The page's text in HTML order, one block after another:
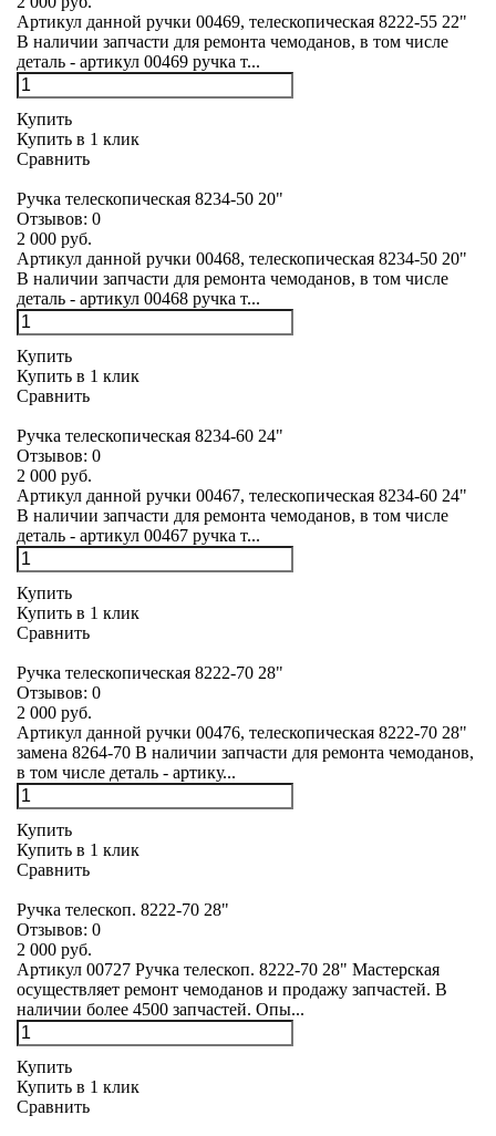
Артикул данной ручки 00469, телескопическая 8222-55 22"
В наличии запчасти для ремонта чемоданов, в том числе
деталь - артикул 00469 ручка т...
Купить
Купить в 1 клик
Сравнить
Ручка телескопическая 8234-50 20"
Отзывов: 0
2 000 руб.
Артикул данной ручки 00468, телескопическая 8234-50 20"
В наличии запчасти для ремонта чемоданов, в том числе
деталь - артикул 00468 ручка т...
Купить
Купить в 1 клик
Сравнить
Ручка телескопическая 8234-60 24"
Отзывов: 0
2 000 руб.
Артикул данной ручки 00467, телескопическая 8234-60 24"
В наличии запчасти для ремонта чемоданов, в том числе
деталь - артикул 00467 ручка т...
Купить
Купить в 1 клик
Сравнить
Ручка телескопическая 8222-70 28"
Отзывов: 0
2 000 руб.
Артикул данной ручки 00476, телескопическая 8222-70 28"
замена 8264-70 В наличии запчасти для ремонта чемоданов,
в том числе деталь - артику...
Купить
Купить в 1 клик
Сравнить
Ручка телескоп. 8222-70 28"
Отзывов: 0
2 000 руб.
Артикул 00727 Ручка телескоп. 8222-70 28" Мастерская
осуществляет ремонт чемоданов и продажу запчастей. В
наличии более 4500 запчастей. Опы...
Купить
Купить в 1 клик
Сравнить